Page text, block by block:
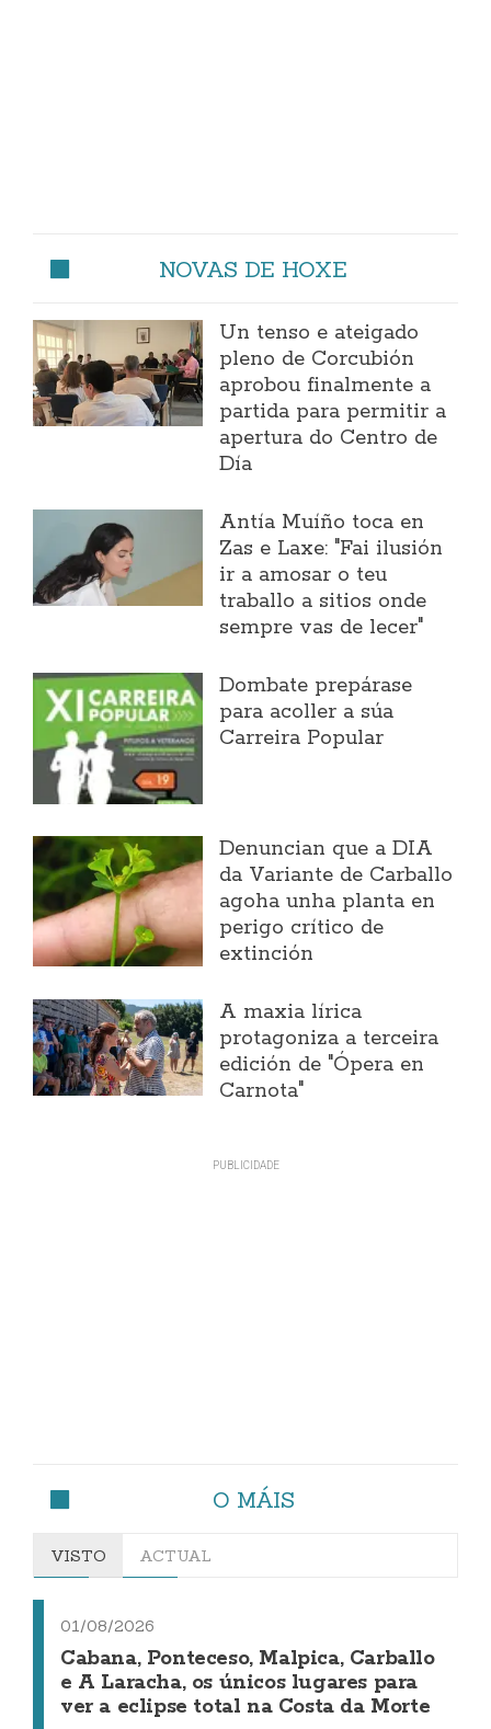
NOVAS DE HOXE
Un tenso e ateigado
pleno de Corcubión
aprobou finalmente a
partida para permitir a
apertura do Centro de
Día
Antía Muíño toca en
Zas e Laxe: "Fai ilusión
ir a amosar o teu
traballo a sitios onde
sempre vas de lecer"
Dombate prepárase
para acoller a súa
Carreira Popular
Denuncian que a DIA
da Variante de Carballo
agoha unha planta en
perigo crítico de
extinción
A maxia lírica
protagoniza a terceira
edición de "Ópera en
Carnota"
O MÁIS
VISTO ACTUAL
01/08/2026
Cabana, Ponteceso, Malpica, Carballo
e A Laracha, os únicos lugares para
ver a eclipse total na Costa da Morte